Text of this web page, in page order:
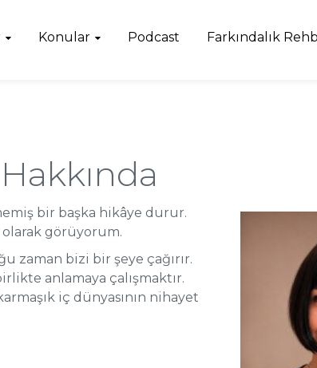
Konular Podcast Farkındalık
bir başka hikâye durur.
görüyorum.
zaman bizi bir şeye çağırır.
anlamaya çalışmaktır.
iç dünyasının nihayet